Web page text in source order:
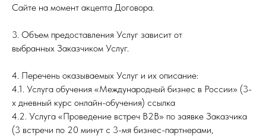
Сайте на момент акцепта Договора.
3. Объем предоставления Услуг зависит от
выбранных Заказчиком Услуг.
4. Перечень оказываемых Услуг и их описание:
4.1. Услуга обучения «Международный бизнес в России» (3-
х дневный курс онлайн-обучения) ссылка
4.2. Услуга «Проведение встреч В2В» по заявке Заказчика
(3 встречи по 20 минут с 3-мя бизнес-партнерами,